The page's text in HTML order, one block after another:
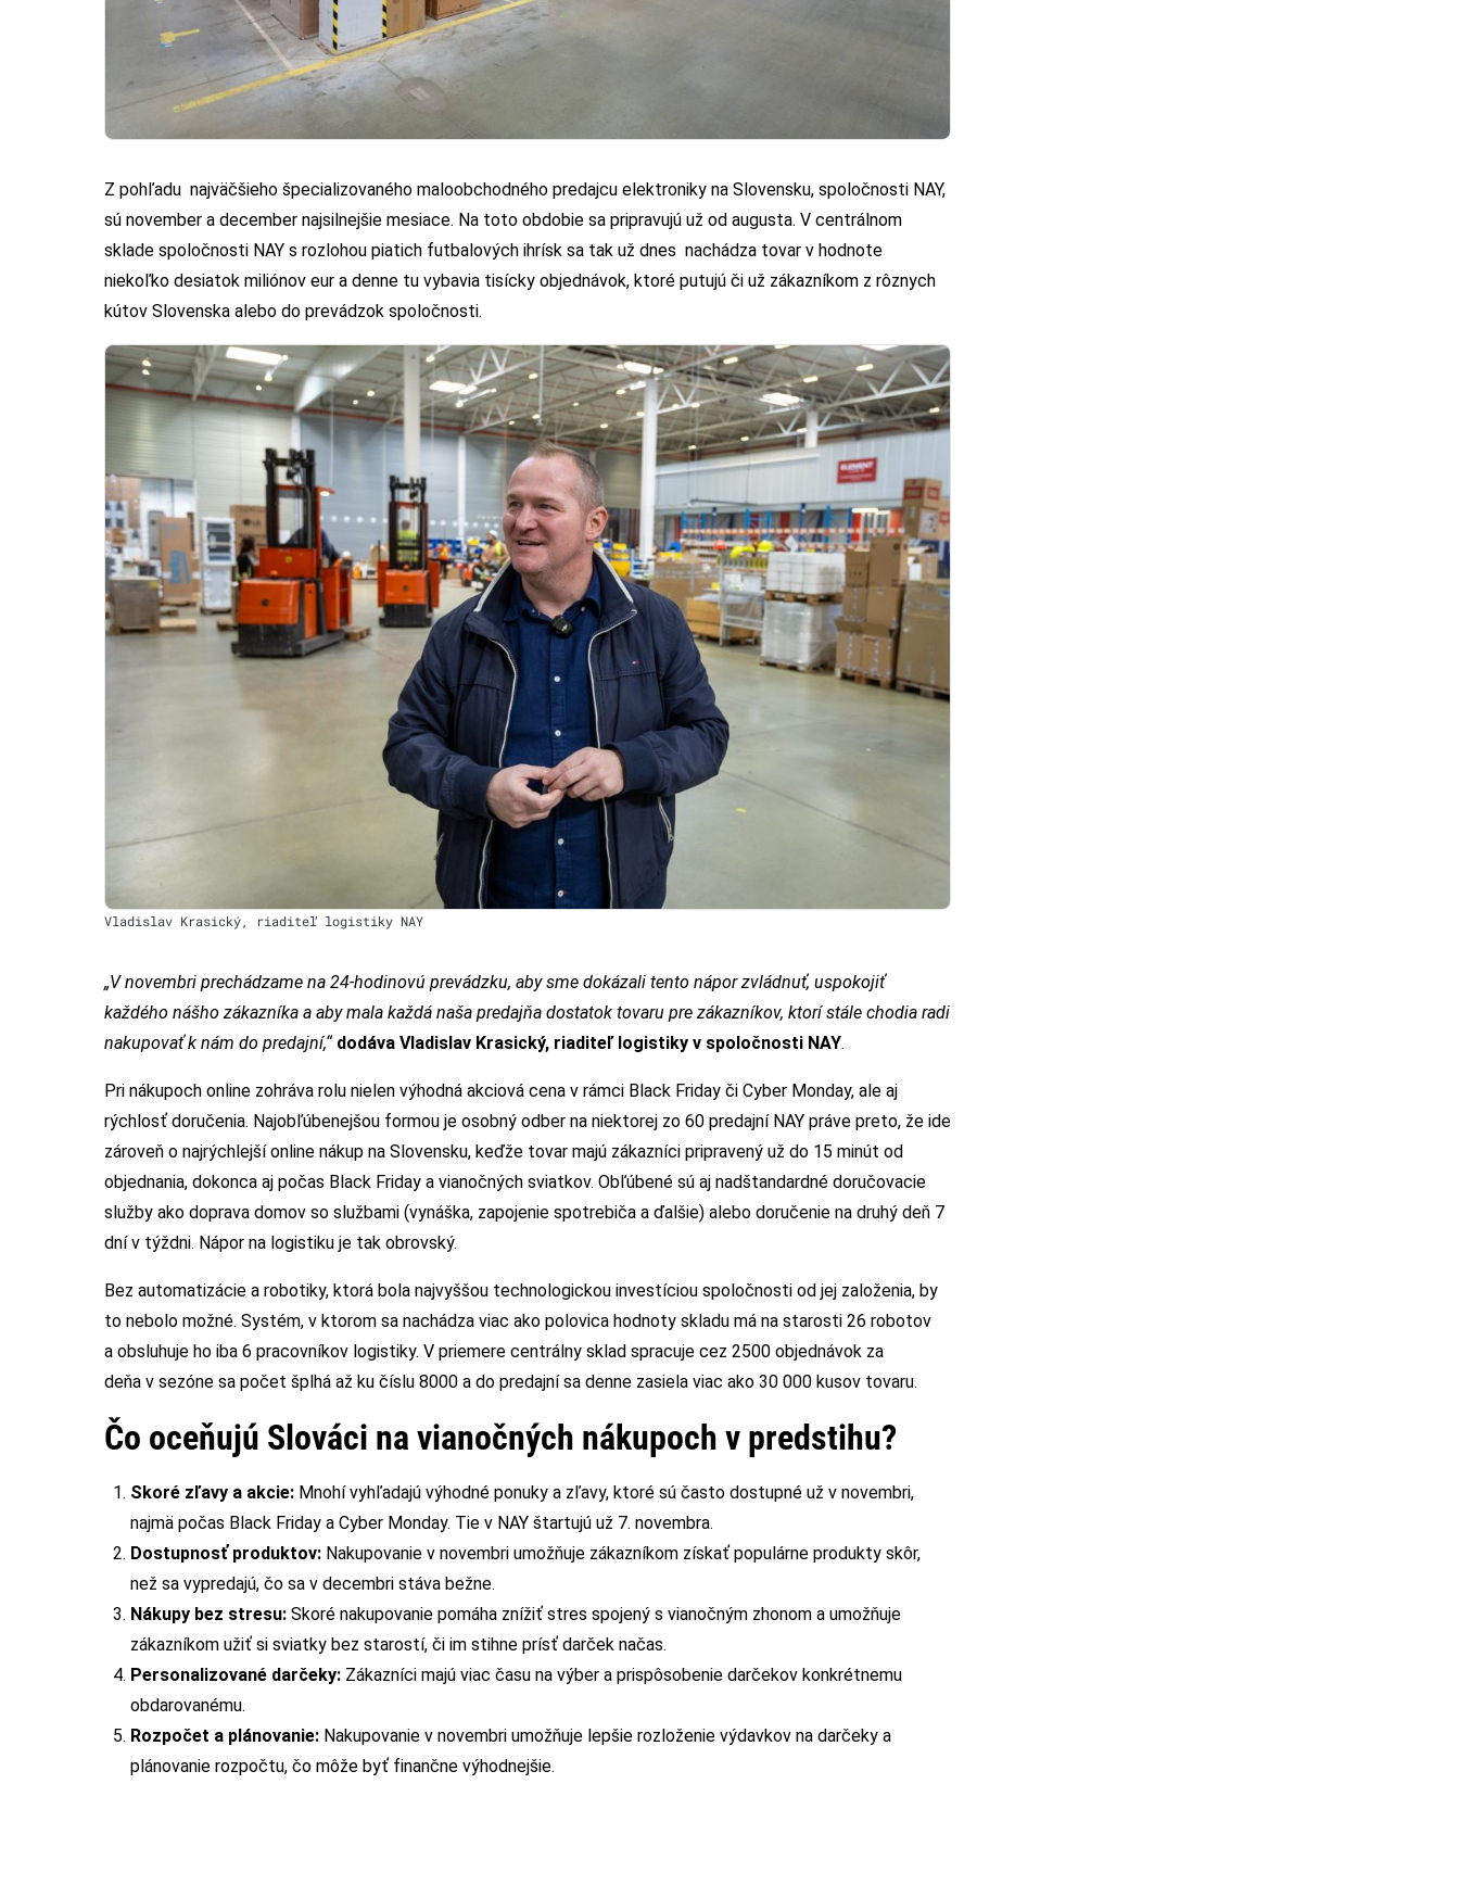
Z pohľadu najväčšieho špecializovaného maloobchodného predajcu elektroniky na Slovensku, spoločnosti NAY,
sú november a december najsilnejšie mesiace. Na toto obdobie sa pripravujú už od augusta. V centrálnom
sklade spoločnosti NAY s rozlohou piatich futbalových ihrísk sa tak už dnes nachádza tovar v hodnote
niekoľko desiatok miliónov eur a denne tu vybavia tisícky objednávok, ktoré putujú či už zákazníkom z rôznych
kútov Slovenska alebo do prevádzok spoločnosti.
Vladislav Krasický, riaditeľ logistiky NAY
„V novembri prechádzame na 24-hodinovú prevádzku, aby sme dokázali tento nápor zvládnuť, uspokojiť
každého nášho zákazníka a aby mala každá naša predajňa dostatok tovaru pre zákazníkov, ktorí stále chodia radi
nakupovať k nám do predajní,“ dodáva Vladislav Krasický, riaditeľ logistiky v spoločnosti NAY.
Pri nákupoch online zohráva rolu nielen výhodná akciová cena v rámci Black Friday či Cyber Monday, ale aj
rýchlosť doručenia. Najobľúbenejšou formou je osobný odber na niektorej zo 60 predajní NAY práve preto, že ide
zároveň o najrýchlejší online nákup na Slovensku, keďže tovar majú zákazníci pripravený už do 15 minút od
objednania, dokonca aj počas Black Friday a vianočných sviatkov. Obľúbené sú aj nadštandardné doručovacie
služby ako doprava domov so službami (vynáška, zapojenie spotrebiča a ďalšie) alebo doručenie na druhý deň 7
dní v týždni. Nápor na logistiku je tak obrovský.
Bez automatizácie a robotiky, ktorá bola najvyššou technologickou investíciou spoločnosti od jej založenia, by
to nebolo možné. Systém, v ktorom sa nachádza viac ako polovica hodnoty skladu má na starosti 26 robotov
a obsluhuje ho iba 6 pracovníkov logistiky. V priemere centrálny sklad spracuje cez 2500 objednávok za
deňa v sezóne sa počet šplhá až ku číslu 8000 a do predajní sa denne zasiela viac ako 30 000 kusov tovaru.
Čo oceňujú Slováci na vianočných nákupoch v predstihu?
Skoré zľavy a akcie: Mnohí vyhľadajú výhodné ponuky a zľavy, ktoré sú často dostupné už v novembri,
najmä počas Black Friday a Cyber Monday. Tie v NAY štartujú už 7. novembra.
Dostupnosť produktov: Nakupovanie v novembri umožňuje zákazníkom získať populárne produkty skôr,
než sa vypredajú, čo sa v decembri stáva bežne.
Nákupy bez stresu: Skoré nakupovanie pomáha znížiť stres spojený s vianočným zhonom a umožňuje
zákazníkom užiť si sviatky bez starostí, či im stihne prísť darček načas.
Personalizované darčeky: Zákazníci majú viac času na výber a prispôsobenie darčekov konkrétnemu
obdarovanému.
Rozpočet a plánovanie: Nakupovanie v novembri umožňuje lepšie rozloženie výdavkov na darčeky a
plánovanie rozpočtu, čo môže byť finančne výhodnejšie.